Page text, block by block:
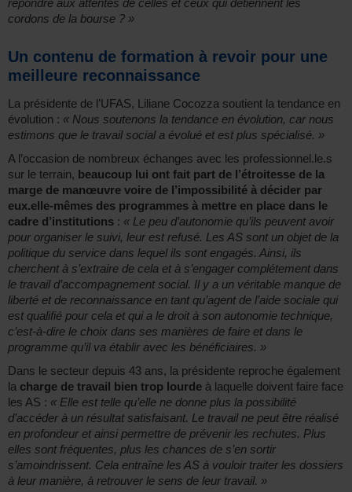
cordons de la bourse ? »
Un contenu de formation à revoir pour une
meilleure reconnaissance
La présidente de l’UFAS, Liliane Cocozza soutient la tendance en
évolution : « Nous soutenons la tendance en évolution, car nous
estimons que le travail social a évolué et est plus spécialisé. »
A l’occasion de nombreux échanges avec les professionnel.le.s
sur le terrain, beaucoup lui ont fait part de l’étroitesse de la
marge de manœuvre voire de l’impossibilité à décider par
eux.elle-mêmes des programmes à mettre en place dans le
cadre d’institutions : « Le peu d’autonomie qu’ils peuvent avoir
pour organiser le suivi, leur est refusé. Les AS sont un objet de la
politique du service dans lequel ils sont engagés. Ainsi, ils
cherchent à s’extraire de cela et à s’engager complétement dans
le travail d’accompagnement social. Il y a un véritable manque de
liberté et de reconnaissance en tant qu’agent de l’aide sociale qui
est qualifié pour cela et qui a le droit à son autonomie technique,
c’est-à-dire le choix dans ses manières de faire et dans le
programme qu’il va établir avec les bénéficiaires. »
Dans le secteur depuis 43 ans, la présidente reproche également
la charge de travail bien trop lourde à laquelle doivent faire face
les AS : « Elle est telle qu’elle ne donne plus la possibilité
d’accéder à un résultat satisfaisant. Le travail ne peut être réalisé
en profondeur et ainsi permettre de prévenir les rechutes. Plus
elles sont fréquentes, plus les chances de s’en sortir
s’amoindrissent. Cela entraîne les AS à vouloir traiter les dossiers
à leur manière, à retrouver le sens de leur travail. »